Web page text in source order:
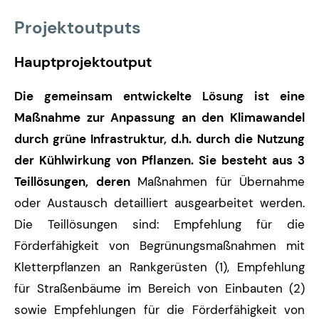
Projektoutputs
Hauptprojektoutput
Die gemeinsam entwickelte Lösung ist eine
Maßnahme zur Anpassung an den Klimawandel
durch grüne Infrastruktur, d.h. durch die Nutzung
der Kühlwirkung von Pflanzen. Sie besteht aus 3
Teillösungen, deren Maßnahmen für Übernahme
oder Austausch detailliert ausgearbeitet werden.
Die Teillösungen sind: Empfehlung für die
Förderfähigkeit von Begrünungsmaßnahmen mit
Kletterpflanzen an Rankgerüsten (1), Empfehlung
für Straßenbäume im Bereich von Einbauten (2)
sowie Empfehlungen für die Förderfähigkeit von